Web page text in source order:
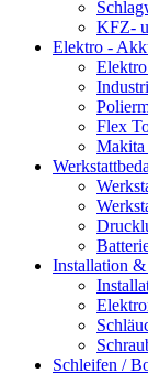
KFZ-
Elektro -
Flex
Makita
Installation &
Schleifen /